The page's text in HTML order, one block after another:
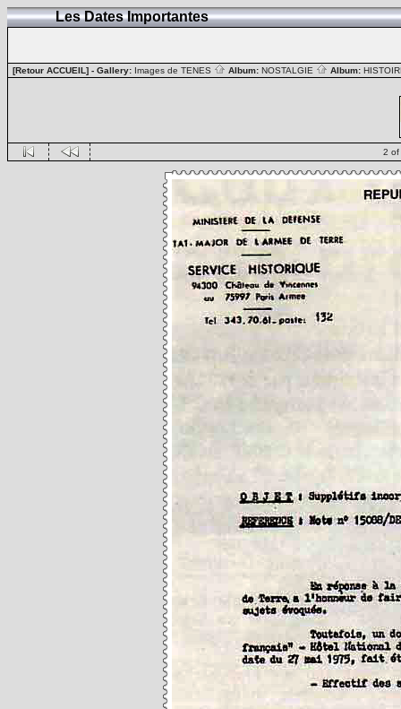
Les Dates Importantes
[Retour ACCUEIL] - Gallery: Images de TENES Album: NOSTALGIE Album:
2 of